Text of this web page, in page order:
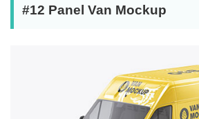
#12 Panel Van Mockup